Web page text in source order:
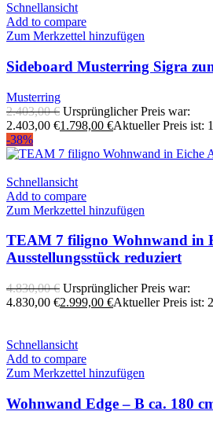
Schnellansicht
Add to compare
Zum Merkzettel hinzufügen
Sideboard Musterring Sigra
Musterring
2.403,00€ Ursprünglicher Preis war:
2.403,00 €1.798,00 €Aktueller Preis ist:
-38%
Schnellansicht
Add to compare
Zum Merkzettel hinzufügen
TEAM 7 filigno Wohnwand in
Ausstellungsstück reduziert
4.830,00€ Ursprünglicher Preis war:
4.830,00 €2.999,00 €Aktueller Preis ist:
Schnellansicht
Add to compare
Zum Merkzettel hinzufügen
Wohnwand Edge – B ca. 180